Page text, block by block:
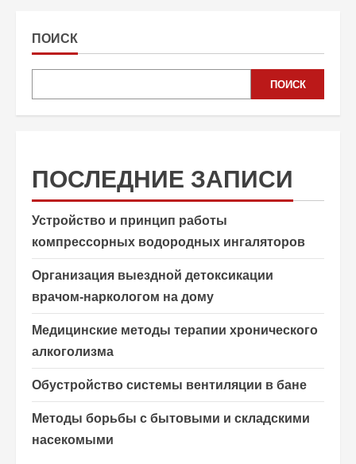
ПОИСК
ПОИСК
ПОСЛЕДНИЕ ЗАПИСИ
Устройство и принцип работы
компрессорных водородных ингаляторов
Организация выездной детоксикации
врачом-наркологом на дому
Медицинские методы терапии хронического
алкоголизма
Обустройство системы вентиляции в бане
Методы борьбы с бытовыми и складскими
насекомыми